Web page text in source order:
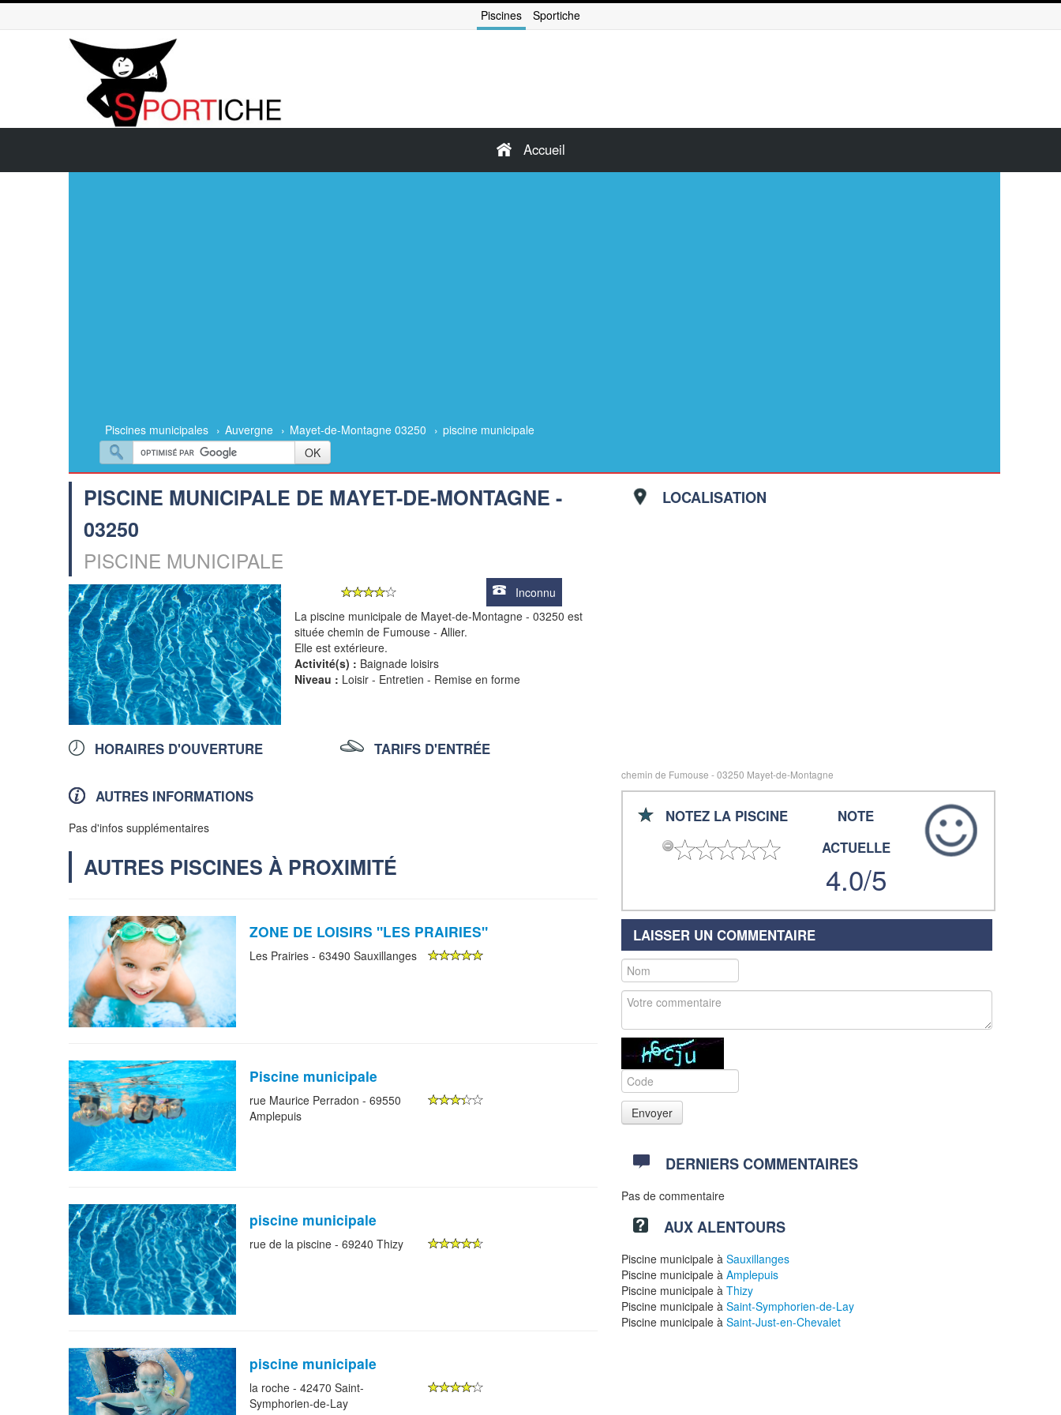
Piscines Sportiche
Accueil
Piscines municipales › Auvergne › Mayet-de-Montagne 03250 › piscine municipale
PISCINE MUNICIPALE DE MAYET-DE-MONTAGNE -
03250
PISCINE MUNICIPALE
Inconnu
La piscine municipale de Mayet-de-Montagne - 03250 est
située chemin de Fumouse - Allier.
Elle est extérieure.
Activité(s) : Baignade loisirs
Niveau : Loisir - Entretien - Remise en forme
HORAIRES D'OUVERTURE TARIFS D'ENTRÉE
AUTRES INFORMATIONS
Pas d'infos supplémentaires
AUTRES PISCINES À PROXIMITÉ
ZONE DE LOISIRS "LES PRAIRIES"
Les Prairies - 63490 Sauxillanges
Piscine municipale
rue Maurice Perradon - 69550
Amplepuis
piscine municipale
rue de la piscine - 69240 Thizy
piscine municipale
la roche - 42470 Saint-
Symphorien-de-Lay
LOCALISATION
chemin de Fumouse - 03250 Mayet-de-Montagne
NOTEZ LA PISCINE
NOTE
ACTUELLE
4.0/5
LAISSER UN COMMENTAIRE
DERNIERS COMMENTAIRES
Pas de commentaire
AUX ALENTOURS
Piscine municipale à Sauxillanges
Piscine municipale à Amplepuis
Piscine municipale à Thizy
Piscine municipale à Saint-Symphorien-de-Lay
Piscine municipale à Saint-Just-en-Chevalet